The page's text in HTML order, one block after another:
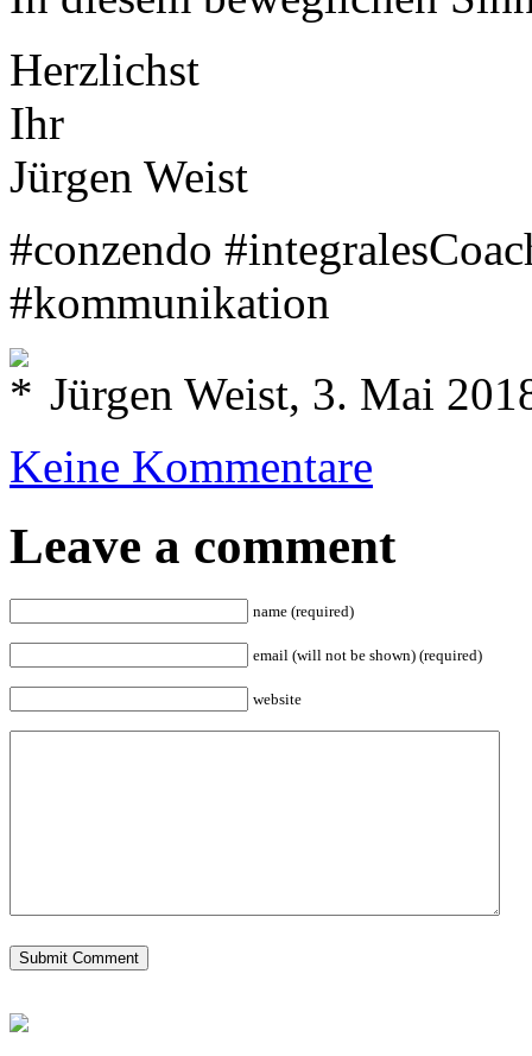
Herzlichst
Ihr
Jürgen Weist
#conzendo
#kommunikation
Jürgen Weist, 3. Mai
Keine Kommentare
Leave a comment
name (required)
email (will not be shown) (required)
website